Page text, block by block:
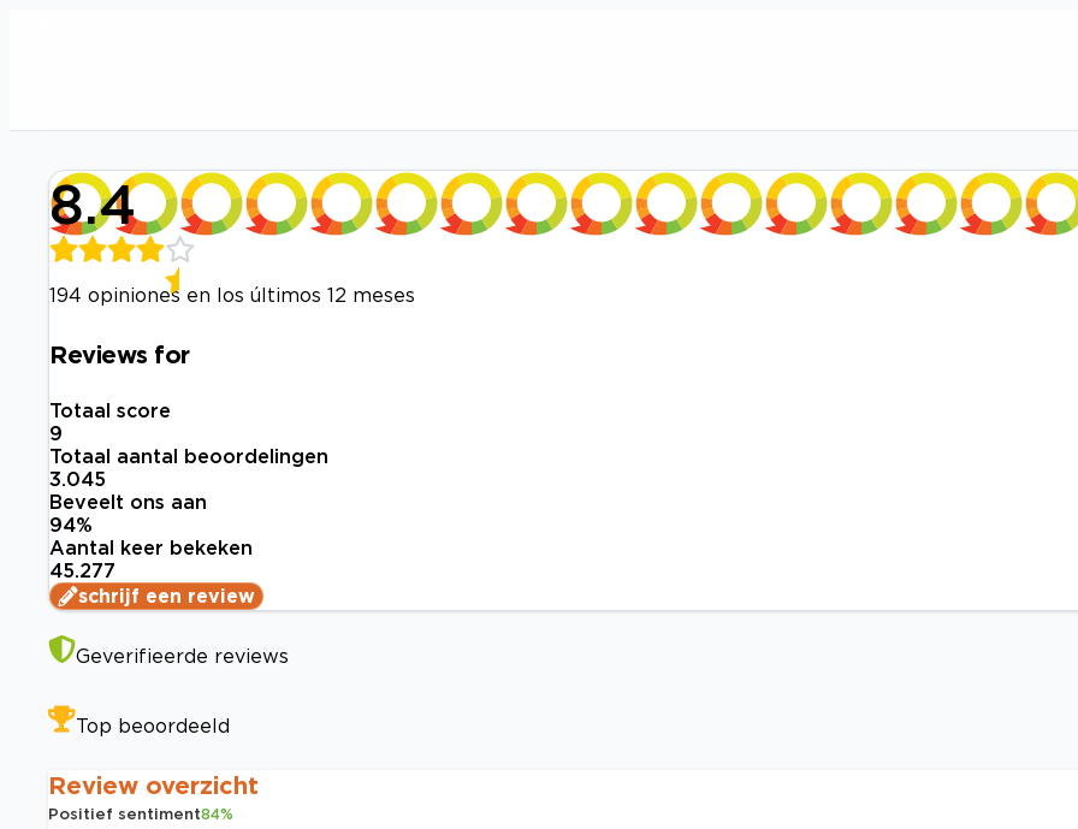
8.4
194 opiniones en los últimos 12 meses
Reviews for
Totaal score
9
Totaal aantal beoordelingen
3.045
Beveelt ons aan
94%
Aantal keer bekeken
45.277
schrijf een review
Geverifieerde reviews
Top beoordeeld
Review overzicht
Positief sentiment84%